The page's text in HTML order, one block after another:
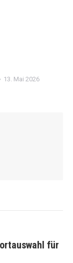
13. Mai 2026
für